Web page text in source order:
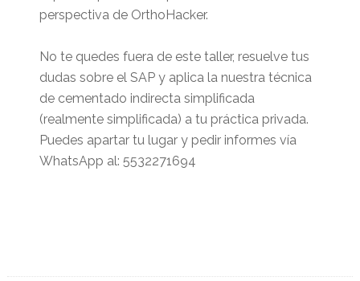
perspectiva de OrthoHacker.
No te quedes fuera de este taller, resuelve tus
dudas sobre el SAP y aplica la nuestra técnica
de cementado indirecta simplificada
(realmente simplificada) a tu práctica privada.
Puedes apartar tu lugar y pedir informes vía
WhatsApp al: 5532271694